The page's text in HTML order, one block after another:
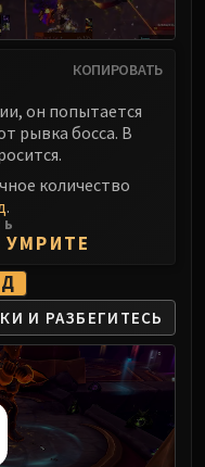
КОПИРОВАТЬ
он попытается
рывка босса. В
количество
.
И РАЗБЕГИТЕСЬ